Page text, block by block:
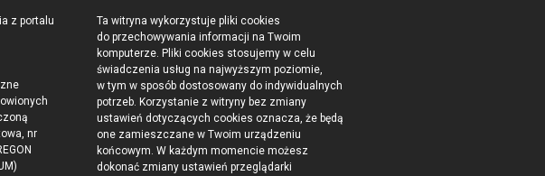
z portalu
nr
Ta witryna wykorzystuje pliki cookies
do przechowywania informacji na Twoim
komputerze. Pliki cookies stosujemy w celu
świadczenia usług na najwyższym poziomie,
w tym w sposób dostosowany do indywidualnych
potrzeb. Korzystanie z witryny bez zmiany
ustawień dotyczących cookies oznacza, że będą
one zamieszczane w Twoim urządzeniu
końcowym. W każdym momencie możesz
dokonać zmiany ustawień przeglądarki